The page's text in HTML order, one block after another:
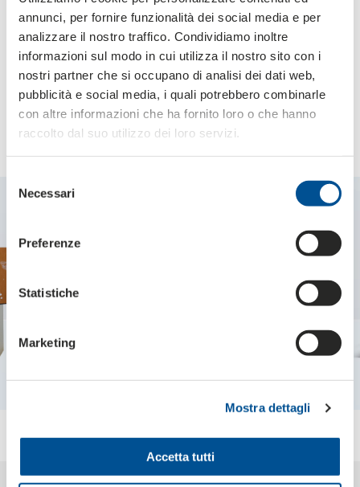
annunci, per fornire funzionalità dei social media e per
analizzare il nostro traffico. Condividiamo inoltre
informazioni sul modo in cui utilizza il nostro sito con i
nostri partner che si occupano di analisi dei dati web,
pubblicità e social media, i quali potrebbero combinarle
con altre informazioni che ha fornito loro o che hanno
raccolto dal suo utilizzo dei loro servizi.
delNecessari
Preferenze
Statistiche
Marketing
Mostra dettagli
Accetta tutti
Einige Lösungen für
geschenkboxen und besondere
anlässe